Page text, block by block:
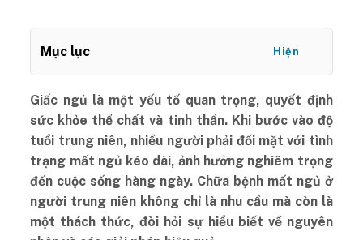
Mục lục Hiện
Giấc ngủ là một yếu tố quan trọng, quyết định
sức khỏe thể chất và tinh thần. Khi bước vào độ
tuổi trung niên, nhiều người phải đối mặt với tình
trạng mất ngủ kéo dài, ảnh hưởng nghiêm trọng
đến cuộc sống hàng ngày. Chữa bệnh mất ngủ ở
người trung niên không chỉ là nhu cầu mà còn là
một thách thức, đòi hỏi sự hiểu biết về nguyên